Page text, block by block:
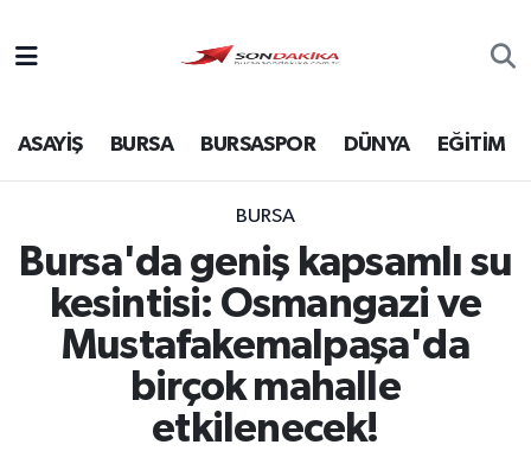
ASAYİŞ BURSA BURSASPOR DÜNYA EĞİTİM
BURSA
Bursa'da geniş kapsamlı su
kesintisi: Osmangazi ve
Mustafakemalpaşa'da
birçok mahalle
etkilenecek!
Bursa
Ekonomi
Foto Galeri